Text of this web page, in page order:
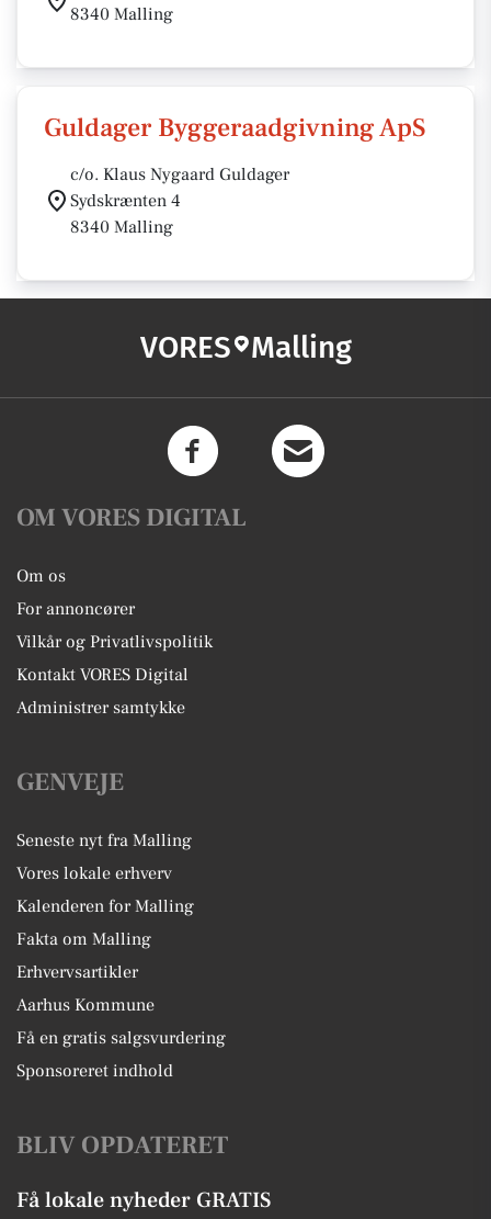
8340 Malling
Guldager Byggeraadgivning ApS
c/o. Klaus Nygaard Guldager
Sydskrænten 4
8340 Malling
VORES Malling
OM VORES DIGITAL
Om os
For annoncører
Vilkår og Privatlivspolitik
Kontakt VORES Digital
Administrer samtykke
GENVEJE
Seneste nyt fra Malling
Vores lokale erhverv
Kalenderen for Malling
Fakta om Malling
Erhvervsartikler
Aarhus Kommune
Få en gratis salgsvurdering
Sponsoreret indhold
BLIV OPDATERET
Få lokale nyheder GRATIS